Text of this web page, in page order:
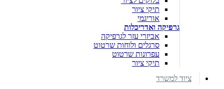
תיקי ציור
אוריגמי
גרפיקה ואדריכלות
אביזרי עזר לגרפיקה
סרגלים ולוחות שרטוט
עפרונות שרטוט
תיקי ציור
ציוד למשרד